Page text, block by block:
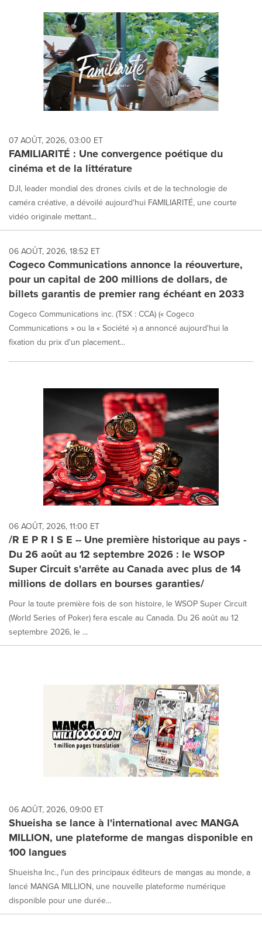
07 AOÛT, 2026, 03:00 ET
FAMILIARITÉ : Une convergence poétique du
cinéma et de la littérature
DJI, leader mondial des drones civils et de la technologie de
caméra créative, a dévoilé aujourd'hui FAMILIARITÉ, une courte
vidéo originale mettant...
06 AOÛT, 2026, 18:52 ET
Cogeco Communications annonce la réouverture,
pour un capital de 200 millions de dollars, de
billets garantis de premier rang échéant en 2033
Cogeco Communications inc. (TSX : CCA) (« Cogeco
Communications » ou la « Société ») a annoncé aujourd'hui la
fixation du prix d'un placement...
06 AOÛT, 2026, 11:00 ET
/R E P R I S E -- Une première historique au pays -
Du 26 août au 12 septembre 2026 : le WSOP
Super Circuit s'arrête au Canada avec plus de 14
millions de dollars en bourses garanties/
Pour la toute première fois de son histoire, le WSOP Super Circuit
(World Series of Poker) fera escale au Canada. Du 26 août au 12
septembre 2026, le ...
06 AOÛT, 2026, 09:00 ET
Shueisha se lance à l'international avec MANGA
MILLION, une plateforme de mangas disponible en
100 langues
Shueisha Inc., l'un des principaux éditeurs de mangas au monde, a
lancé MANGA MILLION, une nouvelle plateforme numérique
disponible pour une durée...